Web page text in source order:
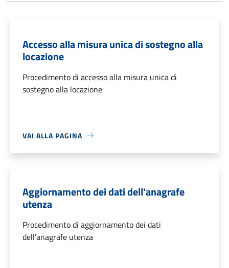
Accesso alla misura unica di sostegno alla
locazione
Procedimento di accesso alla misura unica di
sostegno alla locazione
VAI ALLA PAGINA
Aggiornamento dei dati dell'anagrafe
utenza
Procedimento di aggiornamento dei dati
dell'anagrafe utenza